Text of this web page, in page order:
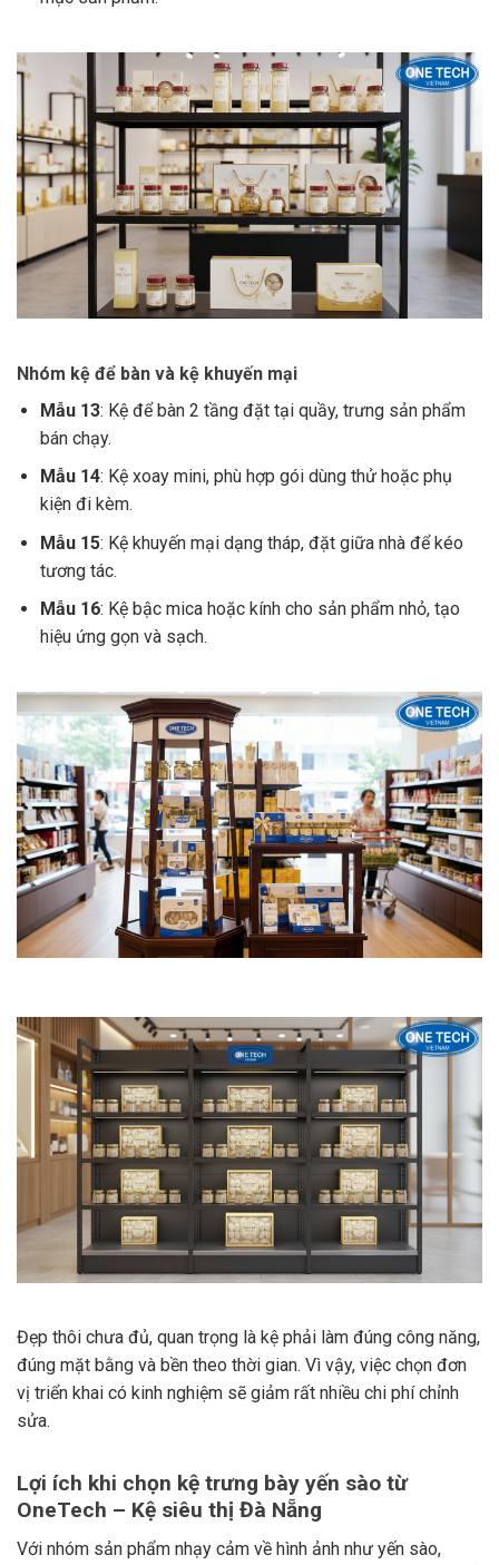
Nhóm kệ để bàn và kệ khuyến mại
Mẫu 13: Kệ để bàn 2 tầng đặt tại quầy, trưng sản phẩm
bán chạy.
Mẫu 14: Kệ xoay mini, phù hợp gói dùng thử hoặc phụ
kiện đi kèm.
Mẫu 15: Kệ khuyến mại dạng tháp, đặt giữa nhà để kéo
tương tác.
Mẫu 16: Kệ bậc mica hoặc kính cho sản phẩm nhỏ, tạo
hiệu ứng gọn và sạch.
Đẹp thôi chưa đủ, quan trọng là kệ phải làm đúng công năng,
đúng mặt bằng và bền theo thời gian. Vì vậy, việc chọn đơn
vị triển khai có kinh nghiệm sẽ giảm rất nhiều chi phí chỉnh
sửa.
Lợi ích khi chọn kệ trưng bày yến sào từ
OneTech – Kệ siêu thị Đà Nẵng
Với nhóm sản phẩm nhạy cảm về hình ảnh như yến sào,